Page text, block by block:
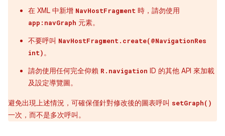
在 XML 中新增 NavHostFragment 時，請勿使用
app:navGraph 元素。
不要呼叫 NavHostFragment.create(@NavigationRes
int)。
請勿使用任何完全仰賴 R.navigation ID 的其他 API 來加載
及設定導覽圖。
避免出現上述情況，可確保僅針對修改後的圖表呼叫 setGraph()
一次，而不是多次呼叫。